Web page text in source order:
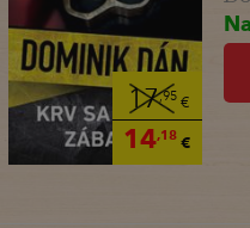
17,95€
14,18€